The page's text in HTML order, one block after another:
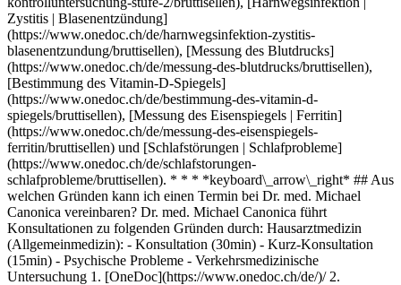
Zystitis | Blasenentzündung]
(https://www.onedoc.ch/de/harnwegsinfektion-zystitis-
blasenentzundung/bruttisellen), [Messung des Blutdrucks]
(https://www.onedoc.ch/de/messung-des-blutdrucks/bruttisellen),
[Bestimmung des Vitamin-D-Spiegels]
(https://www.onedoc.ch/de/bestimmung-des-vitamin-d-
spiegels/bruttisellen), [Messung des Eisenspiegels | Ferritin]
(https://www.onedoc.ch/de/messung-des-eisenspiegels-
ferritin/bruttisellen) und [Schlafstörungen | Schlafprobleme]
(https://www.onedoc.ch/de/schlafstorungen-
schlafprobleme/bruttisellen). * * * *keyboard\_arrow\_right* ## Aus
welchen Gründen kann ich einen Termin bei Dr. med. Michael
Canonica vereinbaren? Dr. med. Michael Canonica führt
Konsultationen zu folgenden Gründen durch: Hausarztmedizin
(Allgemeinmedizin): - Konsultation (30min) - Kurz-Konsultation
(15min) - Psychische Probleme - Verkehrsmedizinische
Untersuchung 1. [OneDoc](https://www.onedoc.ch/de/)/ 2. [Hausarzt (Allgemeinmedizin)](https://www.onedoc.ch/de/hausarzt-allgemeinmedizin)/ 3. [Kanton Zürich](https://www.onedoc.ch/de/hausarzt-allgemeinmedizin/kanton-zurich)/ 4. [Brüttisellen](https://www.onedoc.ch/de/hausarzt-allgemeinmedizin/bruttisellen)/ 5. Dr. med. Michael Canonica ### Termin buchen bei Dr. med. Michael Canonica Füllen Sie die folgenden Felder aus 1 Ihr Patient:innenstatus Ich bin Neupatient:in bei Dr. med. Canonica Ich bin bereits als Patient:in erfasst bei Dr. med. Canonica * * * *touch\_app* Wählen Sie einen Termin *chevron\_left* Do. 06 Aug. *chevron\_right* Mehr Termine anzeigen Zeitfenster Termin buchen ### Laden Sie die OneDoc-App herunter Buchen Sie online einen Termin bei einem Arzt, Zahnarzt oder Therapeuten in Ihrer Nähe in der Schweiz. Mit der OneDoc-App können Sie alle Ihre medizinischen Termine von Ihrem Handy aus verwalten, jederzeit und überall. ![QR-Code, der zum Apple App Store oder Google Play leitet, um die OneDoc Patienten-App zu laden](https://www.onedoc.ch/assets/images/download-app-qr.jpeg) Scannen Sie den QR-Code, um die App herunterzuladen [![Laden Sie unsere App im App Store herunter!](https://www.onedoc.ch/assets/images/app-store-badge-de.svg)](https://apps.apple.com/ch/app/onedoc/id1592376413?l=fr)[![Laden Sie unsere App im Google Play Store herunter!](https://www.onedoc.ch/assets/images/google-play-badge-de.png)](https://play.google.com/store/apps/details?id=ch.onedoc.patient&hl=fr-CH) *keyboard\_arrow\_right* ## Verwandte Fachgebiete [Hausarzt (Allgemeinmedizin) in Zürich](https://www.onedoc.ch/de/hausarzt-allgemeinmedizin/zurich)[Hausarzt (Allgemeinmedizin) in Winterthur](https://www.onedoc.ch/de/hausarzt-allgemeinmedizin/winterthur)[Hausarzt (Allgemeinmedizin) in Luzern](https://www.onedoc.ch/de/hausarzt-allgemeinmedizin/luzern)[Hausarzt (Allgemeinmedizin) in Zug](https://www.onedoc.ch/de/hausarzt-allgemeinmedizin/zug)[Hausarzt (Allgemeinmedizin) in Aarau](https://www.onedoc.ch/de/hausarzt-allgemeinmedizin/aarau)[Hausarzt (Allgemeinmedizin) in Uzwil](https://www.onedoc.ch/de/hausarzt-allgemeinmedizin/uzwil)[Hausarzt (Allgemeinmedizin) in Müllheim](https://www.onedoc.ch/de/hausarzt-allgemeinmedizin/mullheim)[Hausarzt (Allgemeinmedizin) in Sursee](https://www.onedoc.ch/de/hausarzt-allgemeinmedizin/sursee)[Hausarzt (Allgemeinmedizin) in Wetzikon](https://www.onedoc.ch/de/hausarzt-allgemeinmedizin/wetzikon)[Hausarzt (Allgemeinmedizin) in Baden](https://www.onedoc.ch/de/hausarzt-allgemeinmedizin/baden)[Hausarzt (Allgemeinmedizin) in Emmen](https://www.onedoc.ch/de/hausarzt-allgemeinmedizin/emmen)[Hausarzt (Allgemeinmedizin) in Wallisellen](https://www.onedoc.ch/de/hausarzt-allgemeinmedizin/wallisellen)[Hausarzt (Allgemeinmedizin) in Uster](https://www.onedoc.ch/de/hausarzt-allgemeinmedizin/uster)[Hausarzt (Allgemeinmedizin) in Dübendorf](https://www.onedoc.ch/de/hausarzt-allgemeinmedizin/dubendorf)[Hausarzt (Allgemeinmedizin) in Küsnacht](https://www.onedoc.ch/de/hausarzt-allgemeinmedizin/kusnacht)[Hausarzt (Allgemeinmedizin) in Hochdorf](https://www.onedoc.ch/de/hausarzt-allgemeinmedizin/hochdorf)[Hausarzt (Allgemeinmedizin) in Herisau](https://www.onedoc.ch/de/hausarzt-allgemeinmedizin/herisau)[Hausarzt (Allgemeinmedizin) in Hunzenschwil](https://www.onedoc.ch/de/hausarzt-allgemeinmedizin/hunzenschwil)[Hausarzt (Allgemeinmedizin) in Kloten](https://www.onedoc.ch/de/hausarzt-allgemeinmedizin/kloten)[Hausarzt (Allgemeinmedizin) in Lengnau AG](https://www.onedoc.ch/de/hausarzt-allgemeinmedizin/lengnau?state=AG)[Hausarzt (Allgemeinmedizin) in Weinfelden](https://www.onedoc.ch/de/hausarzt-allgemeinmedizin/weinfelden) *keyboard\_arrow\_right* ## Verwandte Expertisen [Vorsorgeuntersuchung | Check up in Zürich](https://www.onedoc.ch/de/vorsorgeuntersuchung-check-up/zurich)[Vorsorgeuntersuchung | Check up in Winterthur](https://www.onedoc.ch/de/vorsorgeuntersuchung-check-up/winterthur)[Vorsorgeuntersuchung | Check up in Luzern](https://www.onedoc.ch/de/vorsorgeuntersuchung-check-up/luzern)[Vorsorgeuntersuchung | Check up in Frauenfeld](https://www.onedoc.ch/de/vorsorgeuntersuchung-check-up/frauenfeld)[Vorsorgeuntersuchung | Check up in Baden](https://www.onedoc.ch/de/vorsorgeuntersuchung-check-up/baden)[Vorsorgeuntersuchung | Check up in Berikon](https://www.onedoc.ch/de/vorsorgeuntersuchung-check-up/berikon)[Vorsorgeuntersuchung | Check up in Rapperswil-Jona](https://www.onedoc.ch/de/vorsorgeuntersuchung-check-up/rapperswil-jona)[Vorsorgeuntersuchung | Check up in Dübendorf](https://www.onedoc.ch/de/vorsorgeuntersuchung-check-up/dubendorf)[Vorsorgeuntersuchung | Check up in Uster](https://www.onedoc.ch/de/vorsorgeuntersuchung-check-up/uster)[Vorsorgeuntersuchung | Check up in Feuerthalen](https://www.onedoc.ch/de/vorsorgeuntersuchung-check-up/feuerthalen)[Vorsorgeuntersuchung | Check up in Müllheim](https://www.onedoc.ch/de/vorsorgeuntersuchung-check-up/mullheim)[Vorsorgeuntersuchung | Check up in Sursee](https://www.onedoc.ch/de/vorsorgeuntersuchung-check-up/sursee)[Vorsorgeuntersuchung | Check up in Kloten](https://www.onedoc.ch/de/vorsorgeuntersuchung-check-up/kloten)[Vorsorgeuntersuchung | Check up in Brugg AG](https://www.onedoc.ch/de/vorsorgeuntersuchung-check-up/brugg?state=AG)[Vorsorgeuntersuchung | Check up in Affoltern am Albis](https://www.onedoc.ch/de/vorsorgeuntersuchung-check-up/affoltern-am-albis)[Vorsorgeuntersuchung | Check up in Emmen](https://www.onedoc.ch/de/vorsorgeuntersuchung-check-up/emmen)[Vorsorgeuntersuchung | Check up in Würenlos](https://www.onedoc.ch/de/vorsorgeuntersuchung-check-up/wurenlos)[Vorsorgeuntersuchung | Check up in Stäfa](https://www.onedoc.ch/de/vorsorgeuntersuchung-check-up/stafa)[Vorsorgeuntersuchung | Check up in Kreuzlingen](https://www.onedoc.ch/de/vorsorgeuntersuchung-check-up/kreuzlingen)[Vorsorgeuntersuchung | Check up in Dielsdorf](https://www.onedoc.ch/de/vorsorgeuntersuchung-check-up/dielsdorf)[Vorsorgeuntersuchung | Check up in Hittnau](https://www.onedoc.ch/de/vorsorgeuntersuchung-check-up/hittnau) *keyboard\_arrow\_right* ## Beliebte Suchbegriffe [Facharzt für Allgemeine Innere Medizin in Zürich](https://www.onedoc.ch/de/facharzt-fur-allgemeine-innere-medizin/zurich)[Gynäkologe (Frauenarzt und Geburtshelfer) in Zürich](https://www.onedoc.ch/de/gynakologe-frauenarzt-und-geburtshelfer/zurich)[Augenarzt in Zürich](https://www.onedoc.ch/de/augenarzt/zurich)[Masseur (klassische Massage) in Zürich](https://www.onedoc.ch/de/masseur-klassische-massage/zurich)[Physiotherapeut in Zürich](https://www.onedoc.ch/de/physiotherapeut/zurich)[Hausarzt (Allgemeinmedizin) in Zürich](https://www.onedoc.ch/de/hausarzt-allgemeinmedizin/zurich)[Hautarzt (Dermatologe) in Zürich](https://www.onedoc.ch/de/hautarzt-dermatologe/zurich)[Spezialist für ästhetische Medizin in Zürich](https://www.onedoc.ch/de/spezialist-fur-asthetische-medizin/zurich)[Impfzentrum in Zürich](https://www.onedoc.ch/de/impfzentrum/zurich)[Reflexologietherapeut in Zürich](https://www.onedoc.ch/de/reflexologietherapeut/zurich)[Medizinischer Masseur (Massage) in Zürich](https://www.onedoc.ch/de/medizinischer-masseur-massage/zurich)[Physiotherapeut in Winterthur](https://www.onedoc.ch/de/physiotherapeut/winterthur)[Osteopath in Zürich](https://www.onedoc.ch/de/osteopath/zurich)[Gastroenterologe in Zürich](https://www.onedoc.ch/de/gastroenterologe/zurich)[Hausarzt (Allgemeinmedizin) in Winterthur](https://www.onedoc.ch/de/hausarzt-allgemeinmedizin/winterthur)[Neurologe in Zürich](https://www.onedoc.ch/de/neurologe/zurich)[Zahnarzt in Zürich](https://www.onedoc.ch/de/zahnarzt/zurich)[WAM/TEN Naturheilpraktiker in Zürich](https://www.onedoc.ch/de/wam-ten-naturheilpraktiker/zurich)[Gesundheitsdienstleistungen der Apotheke in Zürich](https://www.onedoc.ch/de/gesundheitsdienstleistungen-der-apotheke/zurich)[Kardiologe in Zürich](https://www.onedoc.ch/de/kardiologe/zurich)[Gynäkologe (Frauenarzt und Geburtshelfer) in Aarau](https://www.onedoc.ch/de/gynakologe-frauenarzt-und-geburtshelfer/aarau) *keyboard\_arrow\_right* ## Finden Sie einen Arzt oder Therapeuten [Ärzte- und Therapeutenverzeichnis](https://www.onedoc.ch/de/verzeichnis) [A](https://www.onedoc.ch/de/verzeichnis/A) [B](https://www.onedoc.ch/de/verzeichnis/B) [C](https://www.onedoc.ch/de/verzeichnis/C) [D](https://www.onedoc.ch/de/verzeichnis/D) [E](https://www.onedoc.ch/de/verzeichnis/E) [F](https://www.onedoc.ch/de/verzeichnis/F) [G](https://www.onedoc.ch/de/verzeichnis/G) [H](https://www.onedoc.ch/de/verzeichnis/H) [I](https://www.onedoc.ch/de/verzeichnis/I) [J](https://www.onedoc.ch/de/verzeichnis/J) [K](https://www.onedoc.ch/de/verzeichnis/K) [L](https://www.onedoc.ch/de/verzeichnis/L) [M](https://www.onedoc.ch/de/verzeichnis/M) [N](https://www.onedoc.ch/de/verzeichnis/N) [O](https://www.onedoc.ch/de/verzeichnis/O) [P](https://www.onedoc.ch/de/verzeichnis/P) [Q](https://www.onedoc.ch/de/verzeichnis/Q) [R](https://www.onedoc.ch/de/verzeichnis/R) [S](https://www.onedoc.ch/de/verzeichnis/S) [T](https://www.onedoc.ch/de/verzeichnis/T) [U](https://www.onedoc.ch/de/verzeichnis/U) [V](https://www.onedoc.ch/de/verzeichnis/V) [W](https://www.onedoc.ch/de/verzeichnis/W) [X](https://www.onedoc.ch/de/verzeichnis/X) [Y](https://www.onedoc.ch/de/verzeichnis/Y) [Z](https://www.onedoc.ch/de/verzeichnis/Z) ## OneDoc [Ich bin Gesundheitsfachperson](https://info.onedoc.ch/de/) [Über uns](https://info.onedoc.ch/de/unsere-mission/) [Presse](https://info.onedoc.ch/de/media/) [Karriere](https://career.onedoc.ch/de) [Datenschutzzentrum](https://privacy.onedoc.ch/de/) [Verwaltung der Cookies](javascript:Didomi.preferences.show%28%29) [Hilfezentrum](https://help.onedoc.ch/de/) ## Sprachen [Deutsch](https://www.onedoc.ch/de/hausarzt-allgemeinmedizin/bruttisellen/pcxaz/dr-med-michael-canonica) [Français](https://www.onedoc.ch/fr/medecin-generaliste/bruttisellen/pcxaz/dr-med-michael-canonica) [Italiano](https://www.onedoc.ch/it/